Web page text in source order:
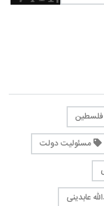
فلسطین
مسئولیت دولت
عابدینی